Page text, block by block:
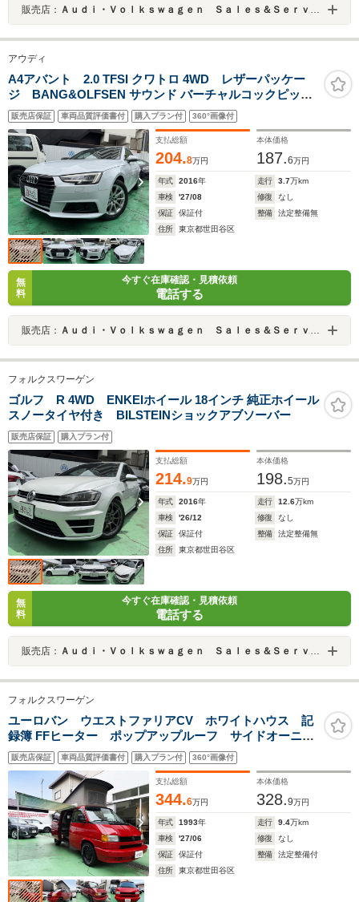
販売店： Ａｕｄｉ・Ｖｏｌｋｓｗａｇｅｎ Ｓａｌｅｓ＆Ｓｅｒｖｉｃｅ 株式会社ユーロマチック
アウディ
A4アバント 2.0 TFSI クワトロ 4WD レザーパッケー
ジ BANG&OLFSEN サウンド バーチャルコックピッ
ト CarPlay ACC パークソナー バックカメラ ドラ
レコ 電動リアゲート 記録簿 スペアキー
販売店保証 車両品質評価書付 購入プラン付 360°画像付
支払総額
204.8万円
本体価格
187.6万円
年式 2016年 走行 3.7万km
車検
'27/08 修復
なし
保証
保証付 整備
法定整備無
住所
東京都世田谷区
無
料
今すぐ在庫確認・見積依頼
電話する
販売店： Ａｕｄｉ・Ｖｏｌｋｓｗａｇｅｎ Ｓａｌｅｓ＆Ｓｅｒｖｉｃｅ 株式会社ユーロマチック
フォルクスワーゲン
ゴルフ R 4WD ENKEIホイール 18インチ 純正ホイール
スノータイヤ付き BILSTEINショックアブソーバー
販売店保証 購入プラン付
支払総額
214.9万円
本体価格
198.5万円
年式 2016年 走行 12.6万km
車検
'26/12 修復
なし
保証
保証付 整備
法定整備無
住所
東京都世田谷区
無
料
今すぐ在庫確認・見積依頼
電話する
販売店： Ａｕｄｉ・Ｖｏｌｋｓｗａｇｅｎ Ｓａｌｅｓ＆Ｓｅｒｖｉｃｅ 株式会社ユーロマチック
フォルクスワーゲン
ユーロバン ウエストファリアCV ホワイトハウス 記
録簿 FFヒーター ポップアップルーフ サイドオーニン
グ
販売店保証 車両品質評価書付 購入プラン付 360°画像付
支払総額
344.6万円
本体価格
328.9万円
年式 1993年 走行 9.4万km
車検
'27/06 修復
なし
保証
保証付 整備
法定整備付
住所
東京都世田谷区